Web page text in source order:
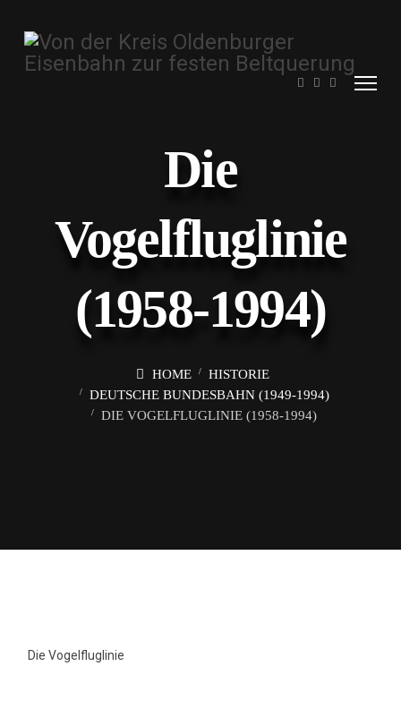
Die
Vogelfluglinie
(1958-1994)
HOME
HISTORIE
DEUTSCHE BUNDESBAHN (1949-1994)
DIE VOGELFLUGLINIE (1958-1994)
Die Vogelfluglinie